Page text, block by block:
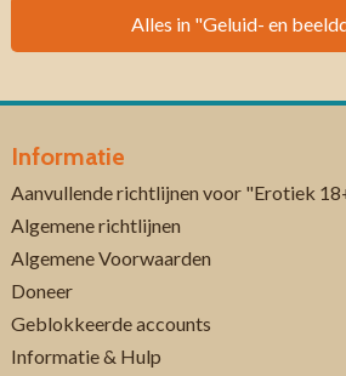
Alles in "Geluid- en
Informatie
Aanvullende richtlijnen voor "Erotiek
Algemene richtlijnen
Algemene Voorwaarden
Doneer
Geblokkeerde accounts
Informatie & Hulp